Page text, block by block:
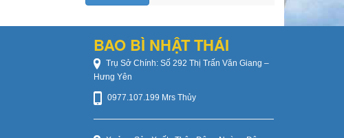
BAO BÌ NHẬT THÁI
Trụ Sở Chính: Số 292 Thị Trấn Văn Giang –
Hưng Yên
0977.107.199 Mrs Thủy